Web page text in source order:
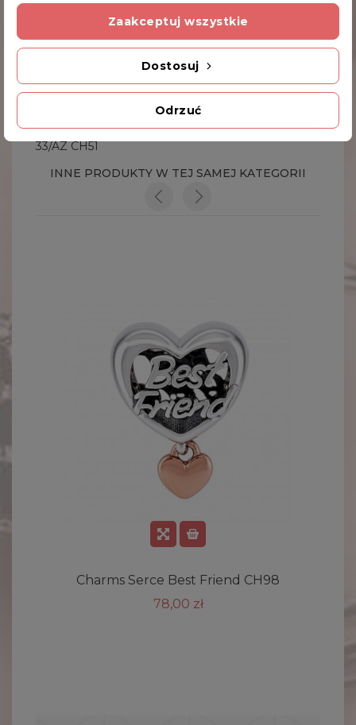
Na razie nie dodano żadnej recenzji.
Dodatkowe Informacje
Kod produktu
33/AZ CH51
INNE PRODUKTY W TEJ SAMEJ KATEGORII
Charms Serce Best Friend CH98
78,00 zł
Odrzuć
Dostosuj
Zaakceptuj wszystkie